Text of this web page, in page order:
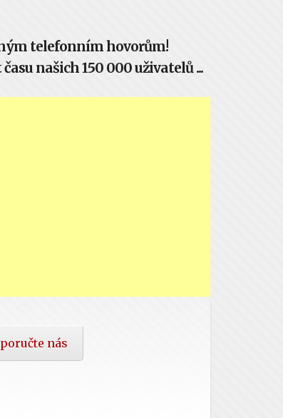
telefonním hovorům!
našich 150 000 uživatelů ...
nás